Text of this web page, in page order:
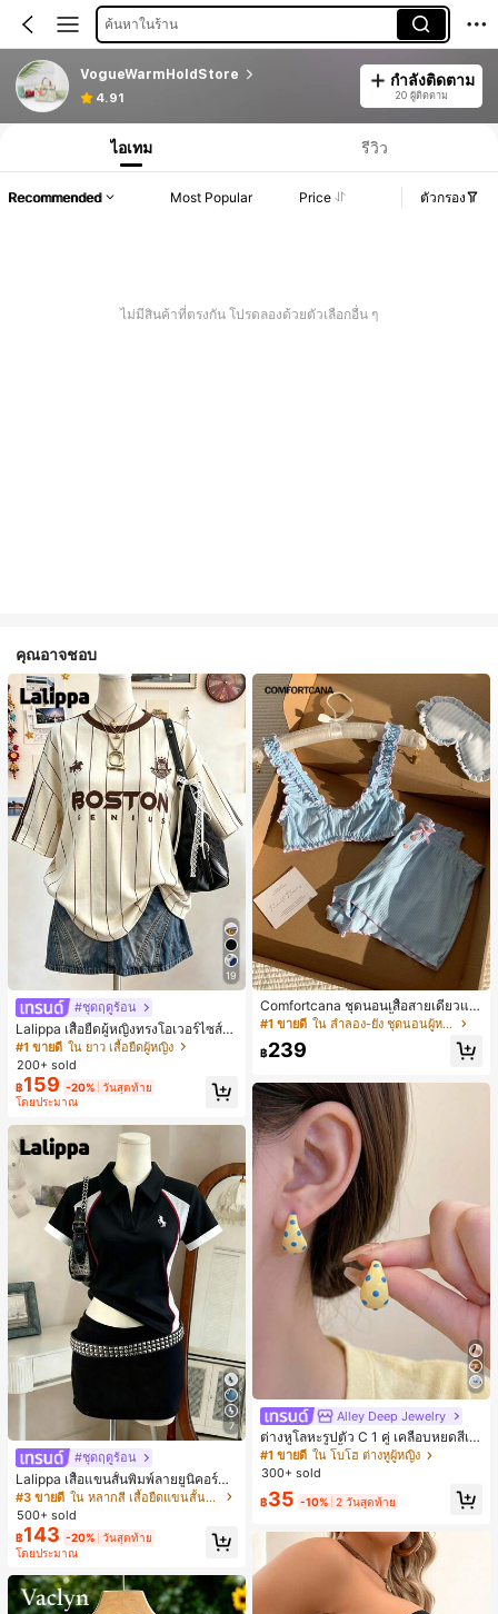
ค้นหาในร้าน
VogueWarmHoldStore
4.91
กำลังติดตาม
20 ผู้ติดตาม
ไอเทม รีวิว
Recommended Most Popular Price ตัวกรอง
ไม่มีสินค้าที่ตรงกัน โปรดลองด้วยตัวเลือกอื่น ๆ
คุณอาจชอบ
19
#ชุดฤดูร้อน
Lalippa เสื้อยืดผู้หญิงทรงโอเวอร์ไซส์ค
วามยาวกลาง คอกลม ไหล่ตก ลายพิมพ์
ตัวอักษรและลายทางแนวตั้ง สไตล์แฟชั่
นมินิมอล ของขวัญให้เพื่อน
#1 ขายดี ใน ยาว เสื้อยืดผู้หญิง
200+ sold
฿159 -20% วันสุดท้าย
โดยประมาณ
7
#ชุดฤดูร้อน
Lalippa เสื้อแขนสั้นพิมพ์ลายยูนิคอร์นล
ายทางสีตัดกันสำหรับผู้หญิง สไตล์วิทย
าลัย
#3 ขายดี
ใน หลากสี เสื้อยืดแขนสั้นเนื้อนุ่มสำหรับใส่ทุกวัน
500+ sold
฿143 -20% วันสุดท้าย
โดยประมาณ
Comfortcana ชุดนอนเสื้อสายเดี่ยวแต่
งระบายและกางเกงขาสั้นสำหรับผู้หญิง
#1 ขายดี ใน ลำลอง-ยัง ชุดนอนผู้หญิง
฿239
Alley Deep Jewelry
ต่างหูโลหะรูปตัว C 1 คู่ เคลือบหยดสีเห
ลือง ลายจุดสีน้ำเงิน สไตล์ยุโรปและอเม
ริกัน แฟชั่นส่วนตัว หวานและสง่างาม
ดินทาง งานแต่งงาน ปาร์ตี้ วันเกิด ของ
#1 ขายดี ใน โบโฮ ต่างหูผู้หญิง
ลูกค้ากลับมาซื้อซ้ำ!
เกือบหมดแล้ว!
#1 ขายดี ใน โบโฮ ต่างหูผู้หญิง
ลูกค้ากลับมาซื้อซ้ำ!
เกือบหมดแล้ว!
#1 ขายดี ใน โบโฮ ต่างหูผู้หญิง
ลูกค้ากลับมาซื้อซ้ำ!
เกือบหมดแล้ว!
#1 ขายดี
ใน โบโฮ ต่างหูผู้หญิง
เกือบหมดแล้ว!
300+ sold
฿35 -10% 2 วันสุดท้าย